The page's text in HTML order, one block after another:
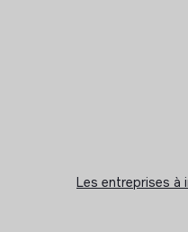
Les entreprises